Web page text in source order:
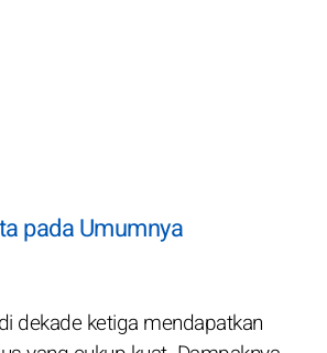
pada Umumnya
dekade ketiga mendapatkan